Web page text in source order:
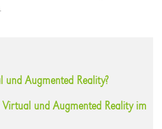
und Augmented Reality?
und Augmented Reality im